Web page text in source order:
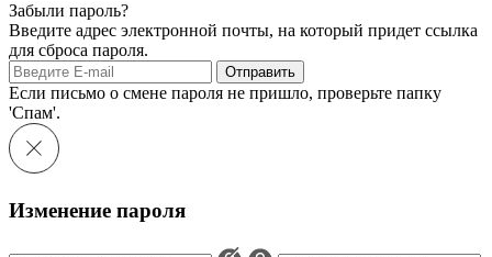
Забыли пароль?
Введите адрес электронной почты, на который придет ссылка
для сброса пароля.
Отправить
Если письмо о смене пароля не пришло, проверьте папку
'Спам'.
Изменение пароля